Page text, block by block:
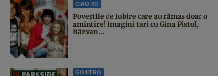
CIAO.RO
Poveştile de iubire care au rămas doar o
amintire! Imagini tari cu Gina Pistol,
Răzvan...
GO4IT.RO